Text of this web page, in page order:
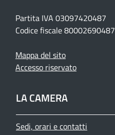
Partita IVA 03097420487
Codice fiscale 80002690487
Mappa del sito
Accesso riservato
LA CAMERA
Sedi, orari e contatti